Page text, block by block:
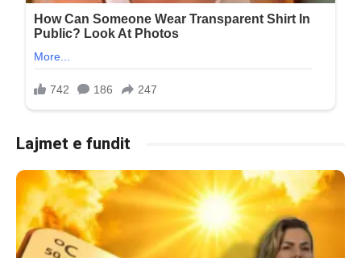
Lajmet e fundit